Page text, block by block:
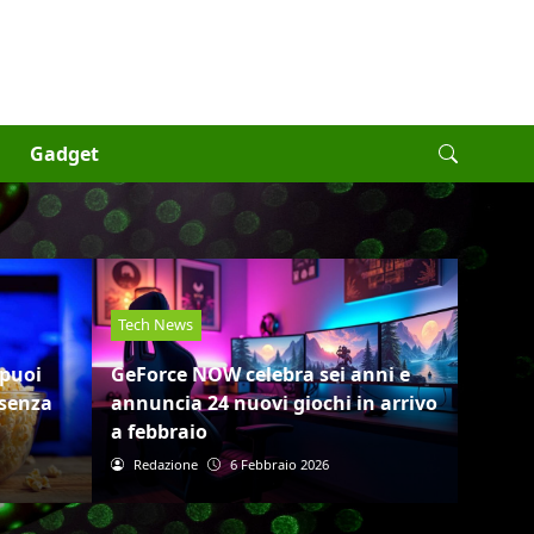
Gadget
Tech News
GeForce NOW celebra sei anni e
annuncia 24 nuovi giochi in arrivo
a febbraio
Redazione 6 Febbraio 2026